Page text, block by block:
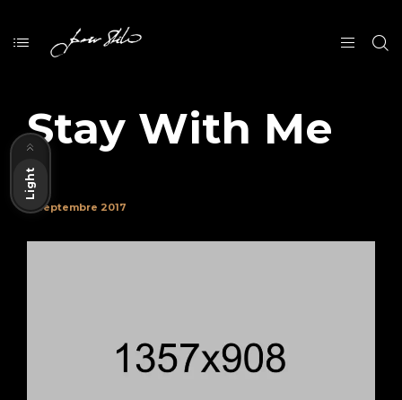
Stay With Me
7 septembre 2017
Light
Dark